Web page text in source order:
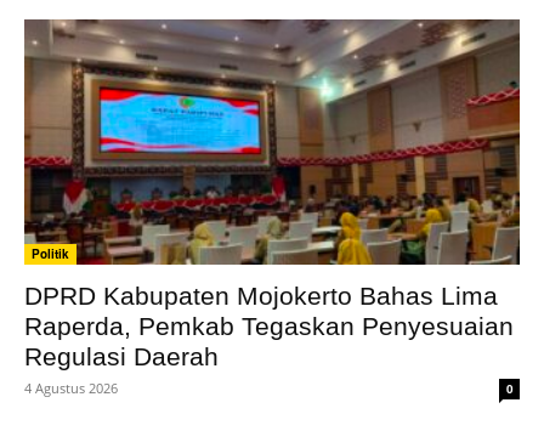
Politik
DPRD Kabupaten Mojokerto Bahas Lima
Raperda, Pemkab Tegaskan Penyesuaian
Regulasi Daerah
4 Agustus 2026 0